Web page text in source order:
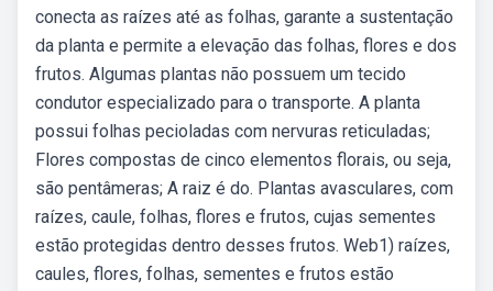
conecta as raízes até as folhas, garante a sustentação
da planta e permite a elevação das folhas, flores e dos
frutos. Algumas plantas não possuem um tecido
condutor especializado para o transporte. A planta
possui folhas pecioladas com nervuras reticuladas;
Flores compostas de cinco elementos florais, ou seja,
são pentâmeras; A raiz é do. Plantas avasculares, com
raízes, caule, folhas, flores e frutos, cujas sementes
estão protegidas dentro desses frutos. Web1) raízes,
caules, flores, folhas, sementes e frutos estão